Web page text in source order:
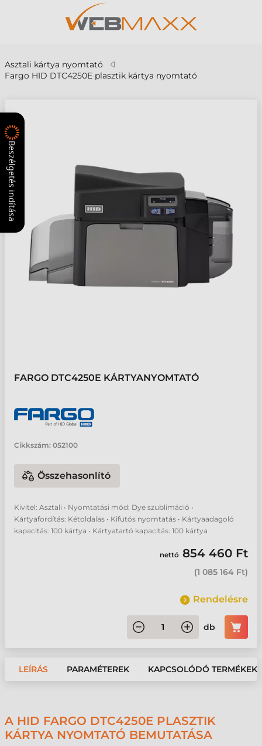
Asztali kártya nyomtató
Fargo HID DTC4250E plasztik kártya nyomtató
FARGO DTC4250E KÁRTYANYOMTATÓ
Cikkszám: 052100
Összehasonlító
Kivitel: Asztali • Nyomtatási mód: Dye szublimáció •
Kártyafordítás: Kétoldalas • Kifutós nyomtatás • Kártyaadagoló
kapacitás: 100 kártya • Kártyatartó kapacitás: 100 kártya
nettó 854 460 Ft
(1 085 164 Ft)
Rendelésre
db
LEÍRÁS PARAMÉTEREK KAPCSOLÓDÓ TERMÉKEK
A HID FARGO DTC4250E PLASZTIK
KÁRTYA NYOMTATÓ BEMUTATÁSA
Beszélgetés indítása